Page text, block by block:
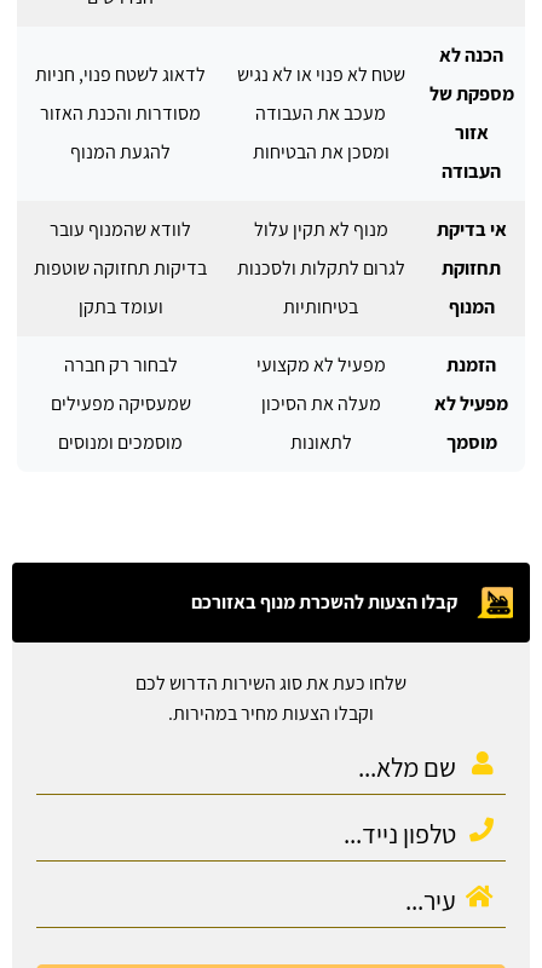
הכנה לא
מספקת של
אזור
העבודה
שטח לא פנוי או לא נגיש
מעכב את העבודה
ומסכן את הבטיחות
לדאוג לשטח פנוי, חניות
מסודרות והכנת האזור
להגעת המנוף
אי בדיקת
תחזוקת
המנוף
מנוף לא תקין עלול
לגרום לתקלות ולסכנות
בטיחותיות
לוודא שהמנוף עובר
בדיקות תחזוקה שוטפות
ועומד בתקן
הזמנת
מפעיל לא
מוסמך
מפעיל לא מקצועי
מעלה את הסיכון
לתאונות
לבחור רק חברה
שמעסיקה מפעילים
מוסמכים ומנוסים
קבלו הצעות להשכרת מנוף באזורכם
שלחו כעת את סוג השירות הדרוש לכם
וקבלו הצעות מחיר במהירות.